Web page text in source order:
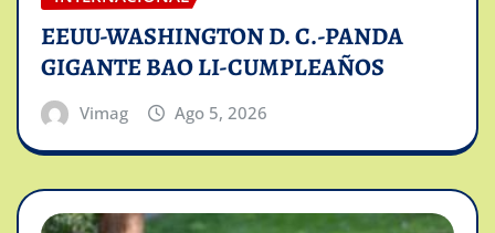
EEUU-WASHINGTON D. C.-PANDA
GIGANTE BAO LI-CUMPLEAÑOS
Vimag Ago 5, 2026